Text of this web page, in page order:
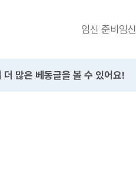
임신 준비임신
더 많은 베동글을 볼 수 있어요!